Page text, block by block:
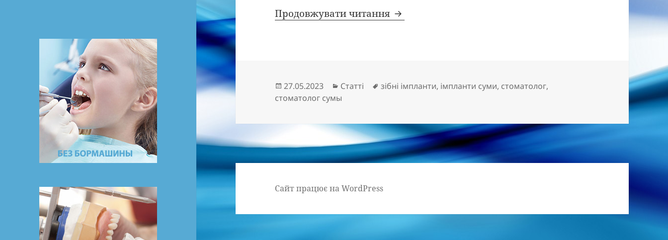
Продовжувати читання Переваги зубних імплантатів
Опубліковано
27.05.2023 Категорії
Статті Позначки
зібні імпланти, імпланти суми, стоматолог,
стоматолог сумы
Сайт працює на WordPress